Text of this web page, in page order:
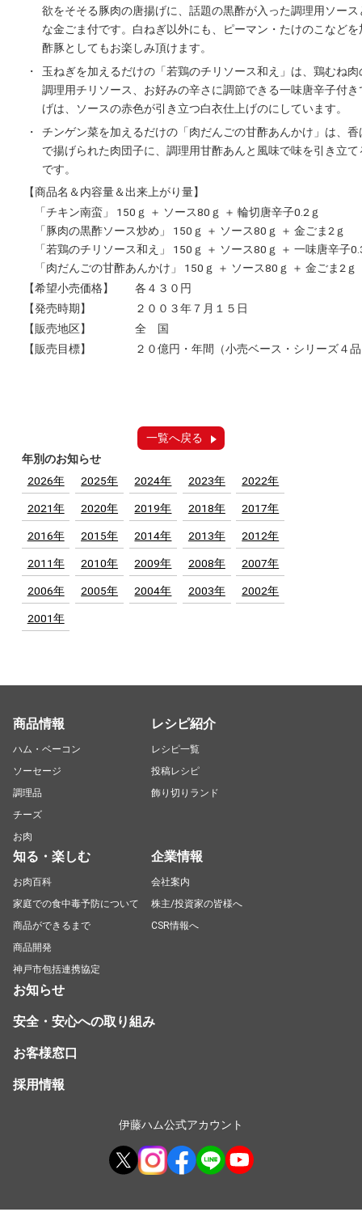
欲をそそる豚肉の唐揚げに、話題の黒酢が入った調理用ソース
な金ごま付です。白ねぎ以外にも、ピーマン・たけのこなどを
酢豚としてもお楽しみ頂けます。
・
玉ねぎを加えるだけの「若鶏のチリソース和え」は、鶏むね肉
調理用チリソース、お好みの辛さに調節できる一味唐辛子付き
げは、ソースの赤色が引き立つ白衣仕上げのにしています。
・
チンゲン菜を加えるだけの「肉だんごの甘酢あんかけ」は、香
で揚げられた肉団子に、調理用甘酢あんと風味で味を引き立て
です。
【商品名＆内容量＆出来上がり量】
「チキン南蛮」 150ｇ ＋ ソース80ｇ ＋ 輪切唐辛子0.2ｇ
「豚肉の黒酢ソース炒め」 150ｇ ＋ ソース80ｇ ＋ 金ごま2ｇ
「若鶏のチリソース和え」 150ｇ ＋ ソース80ｇ ＋ 一味唐辛子
「肉だんごの甘酢あんかけ」 150ｇ ＋ ソース80ｇ ＋ 金ごま2ｇ
【希望小売価格】
各４３０円
【発売時期】
２００３年７月１５日
【販売地区】
全 国
【販売目標】
２０億円・年間（小売ベース・シリーズ４
一覧へ戻る
年別のお知らせ
2026年
2025年 2024年 2023年 2022年
2021年 2020年 2019年 2018年 2017年
2016年 2015年 2014年 2013年 2012年
2011年 2010年 2009年 2008年 2007年
2006年 2005年 2004年 2003年 2002年
2001年
商品情報
ハム・ベーコン
ソーセージ
調理品
チーズ
お肉
レシピ紹介
レシピ一覧
投稿レシピ
飾り切りランド
知る・楽しむ
お肉百科
家庭での食中毒予防について
商品ができるまで
商品開発
神戸市包括連携協定
企業情報
会社案内
株主/投資家の皆様へ
CSR情報へ
お知らせ
安全・安心への取り組み
お客様窓口
採用情報
伊藤ハム公式アカウント